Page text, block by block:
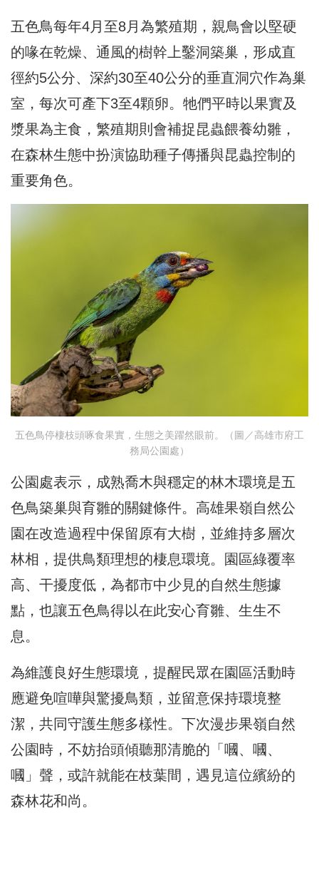
五色鳥每年4月至8月為繁殖期，親鳥會以堅硬
的喙在乾燥、通風的樹幹上鑿洞築巢，形成直
徑約5公分、深約30至40公分的垂直洞穴作為巢
室，每次可產下3至4顆卵。牠們平時以果實及
漿果為主食，繁殖期則會補捉昆蟲餵養幼雛，
在森林生態中扮演協助種子傳播與昆蟲控制的
重要角色。
五色鳥停棲枝頭啄食果實，生態之美躍然眼前。（圖／高雄市府工
務局公園處）
公園處表示，成熟喬木與穩定的林木環境是五
色鳥築巢與育雛的關鍵條件。高雄果嶺自然公
園在改造過程中保留原有大樹，並維持多層次
林相，提供鳥類理想的棲息環境。園區綠覆率
高、干擾度低，為都市中少見的自然生態據
點，也讓五色鳥得以在此安心育雛、生生不
息。
為維護良好生態環境，提醒民眾在園區活動時
應避免喧嘩與驚擾鳥類，並留意保持環境整
潔，共同守護生態多樣性。下次漫步果嶺自然
公園時，不妨抬頭傾聽那清脆的「嘓、嘓、
嘓」聲，或許就能在枝葉間，遇見這位繽紛的
森林花和尚。